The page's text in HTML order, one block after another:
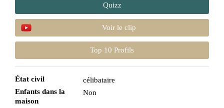
Quizz
Voir le clip
Top 10 Profils
État civil
célibataire
Enfants dans la
maison
Non